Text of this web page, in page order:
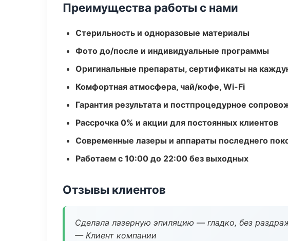
Преимущества работы с нами
Стерильность и одноразовые материалы
Фото до/после и индивидуальные программы
Оригинальные препараты, сертификаты на
Комфортная атмосфера, чай/кофе, Wi-Fi
Гарантия результата и постпроцедурное
Рассрочка 0% и акции для постоянных клиентов
Современные лазеры и аппараты последнего
Работаем с 10:00 до 22:00 без выходных
Отзывы клиентов
Сделала лазерную эпиляцию — гладко, без
— Клиент компании